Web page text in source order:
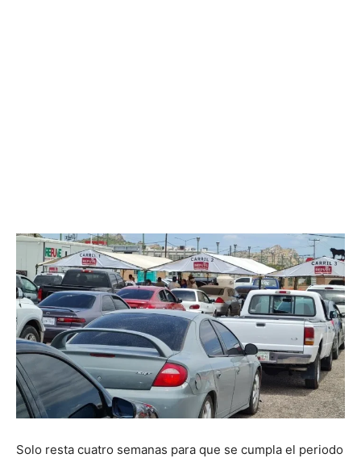
Solo resta cuatro semanas para que se cumpla el periodo